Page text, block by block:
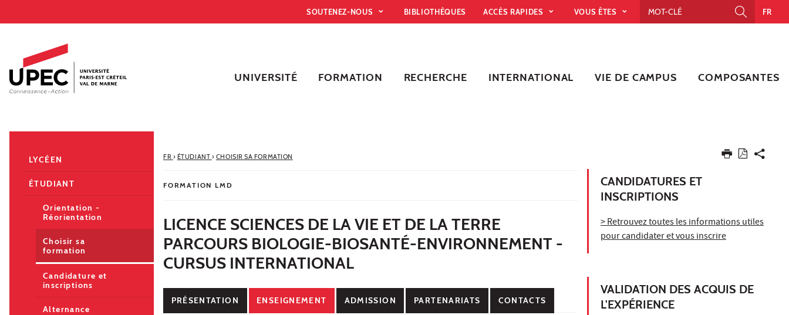
Accès directs
Recherche
Navigation secondaire
SOUTENEZ-NOUS BIBLIOTHÈQUES ACCÈS RAPIDES VOUS ÊTES FR
UNIVERSITÉ FORMATION RECHERCHE INTERNATIONAL VIE DE CAMPUS COMPOSANTES
FR › ÉTUDIANT › CHOISIR SA FORMATION
FORMATION LMD
LICENCE SCIENCES DE LA VIE ET DE LA TERRE
PARCOURS BIOLOGIE-BIOSANTÉ-ENVIRONNEMENT -
CURSUS INTERNATIONAL
PRÉSENTATION ENSEIGNEMENT ADMISSION PARTENARIATS CONTACTS
CANDIDATURES ET
INSCRIPTIONS
> Retrouvez toutes les informations utiles
pour candidater et vous inscrire
VALIDATION DES ACQUIS DE
L'EXPÉRIENCE
LYCÉEN
ÉTUDIANT
Orientation -
Réorientation
Choisir sa
formation
Candidature et
inscriptions
Alternance